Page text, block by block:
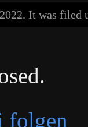
It was filed
folgen